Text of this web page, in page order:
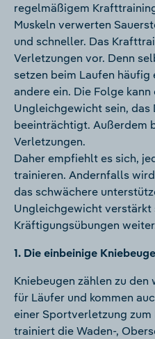
regelmäßigem
Muskeln verwerten
und schneller. Das
Verletzungen vor. Denn
setzen beim Laufen häufig
andere ein. Die Folge
Ungleichgewicht sein, das
beeinträchtigt. Außerdem
Verletzungen.
Daher empfiehlt es sich,
trainieren. Andernfalls
das schwächere
Ungleichgewicht verstärkt
Kräftigungsübungen
1. Die einbeinige
Kniebeugen zählen zu
für Läufer und kommen
einer Sportverletzung zum
trainiert die Waden-,